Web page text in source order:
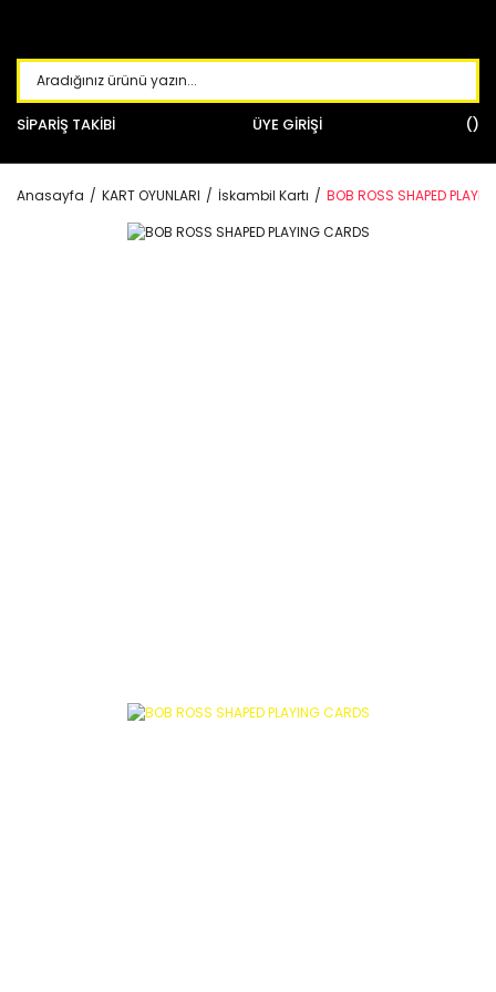
SİPARİŞ TAKİBİ ÜYE GİRİŞİ
Anasayfa KART OYUNLARI İskambil Kartı BOB ROSS SHAPED